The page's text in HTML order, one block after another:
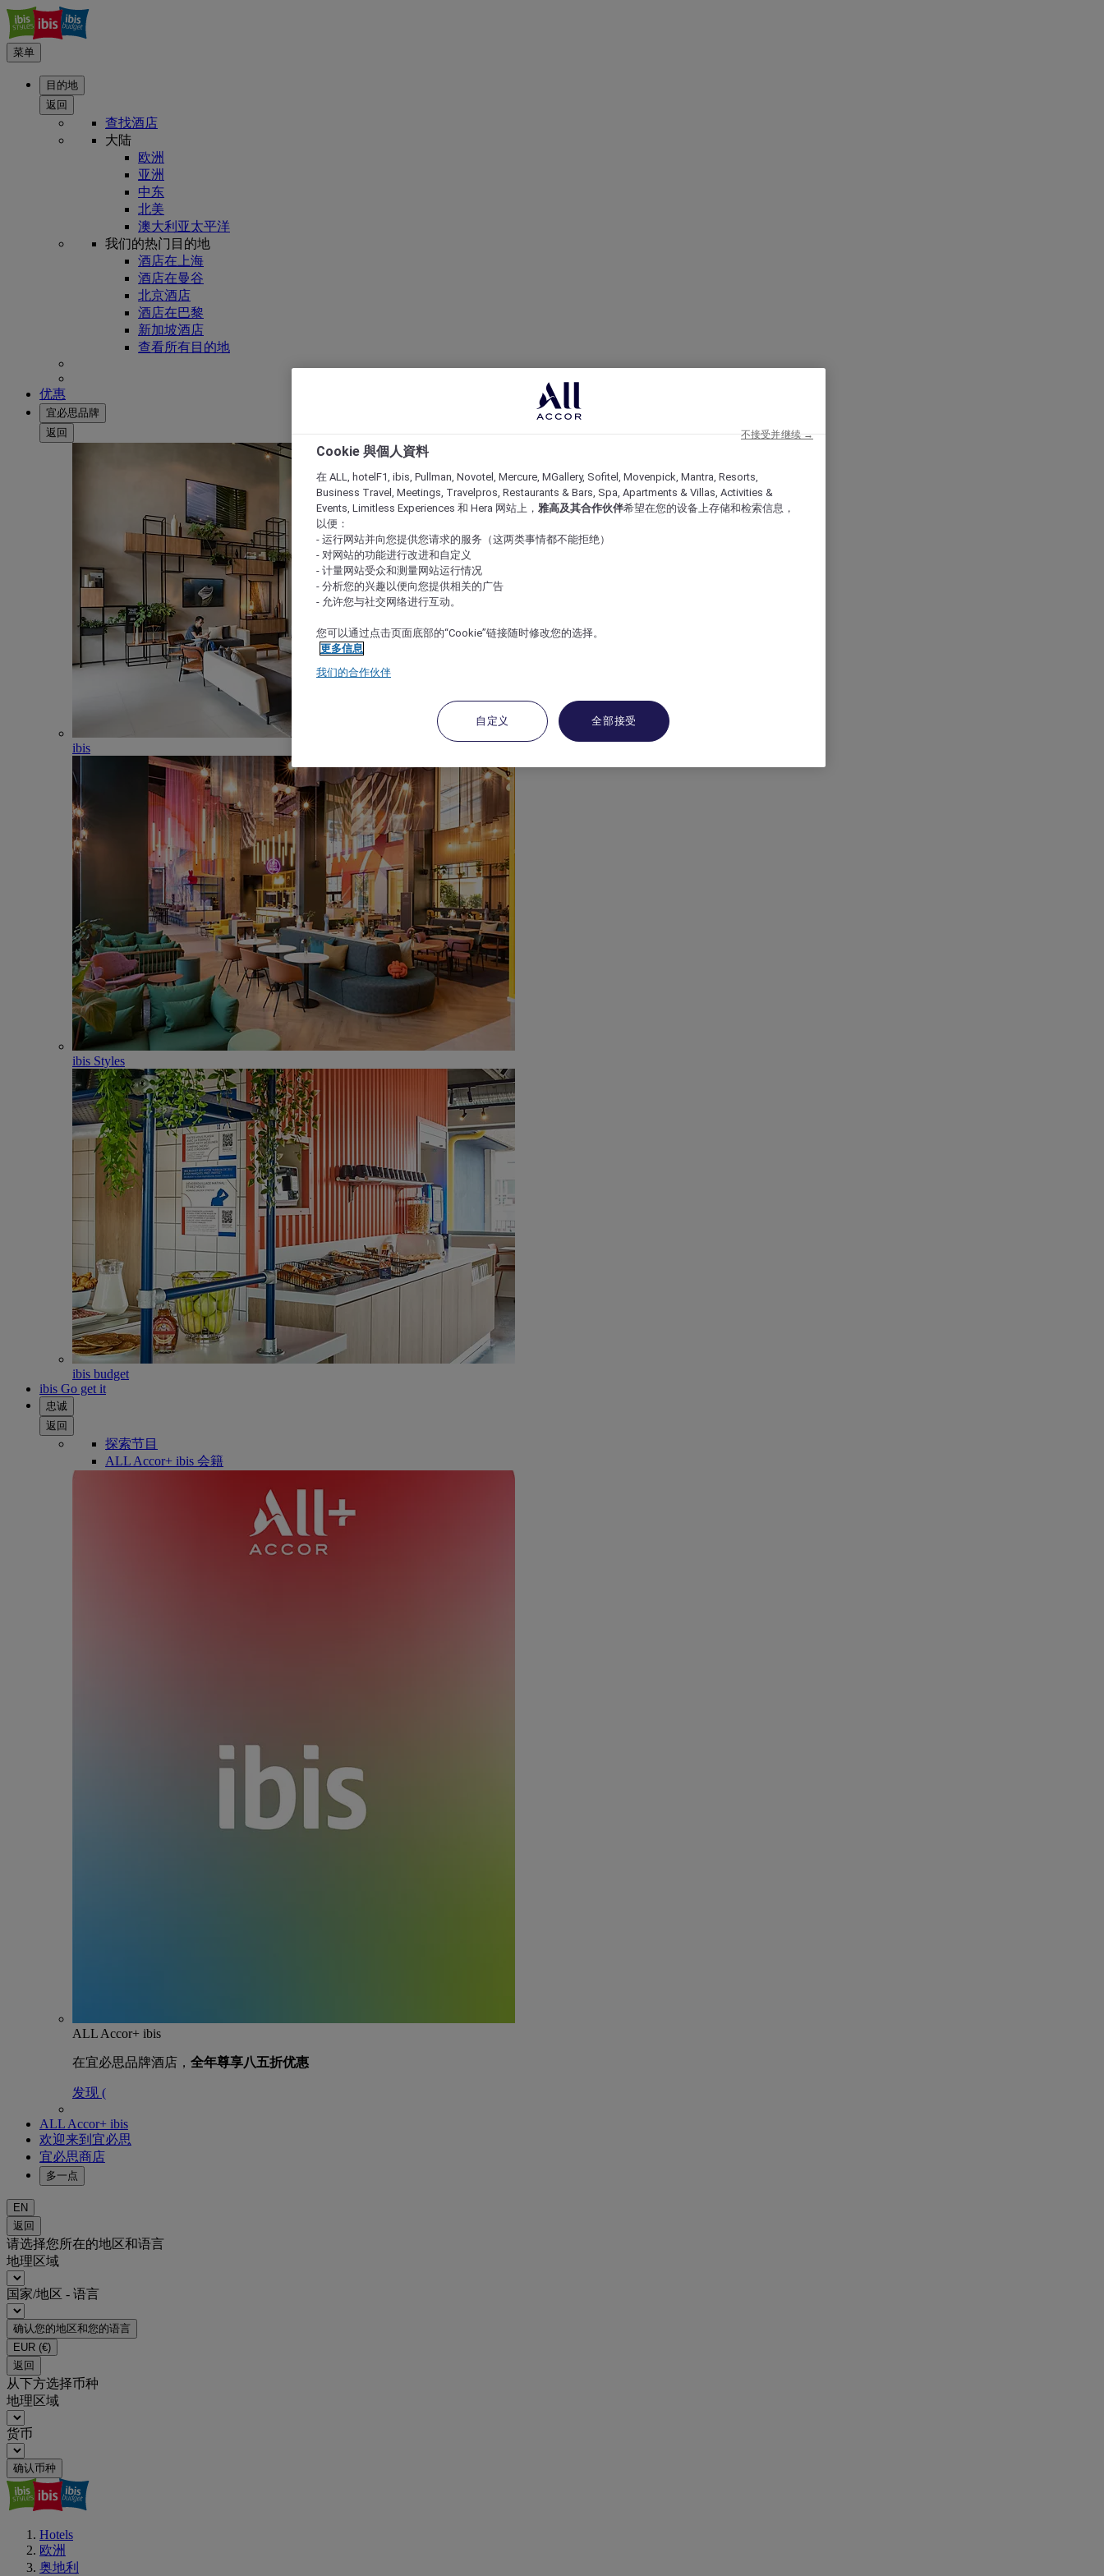
菜单
目的地
返回
查找酒店
大陆
欧洲
亚洲
中东
北美
澳大利亚太平洋
我们的热门目的地
酒店在上海
酒店在曼谷
北京酒店
酒店在巴黎
新加坡酒店
查看所有目的地
优惠
宜必思品牌
返回
ibis
ibis Styles
ibis budget
ibis Go get it
忠诚
返回
探索节目
ALL Accor+ ibis 会籍
ALL Accor+ ibis
在宜必思品牌酒店， 全年尊享八五折优惠
发现 (
ALL Accor+ ibis
欢迎来到宜必思
宜必思商店
多一点
EN
返回
请选择您所在的地区和语言
地理区域
国家/地区 - 语言
确认您的地区和您的语言
EUR (€)
返回
从下方选择币种
地理区域
货币
确认币种
Hotels
欧洲
奥地利
Cookie 與個人資料
在 ALL, hotelF1, ibis, Pullman, Novotel, Mercure, MGallery, Sofitel, Movenpick, Mantra, Resorts,
Business Travel, Meetings, Travelpros, Restaurants & Bars, Spa, Apartments & Villas, Activities &
Events, Limitless Experiences 和 Hera 网站上， 雅高及其合作伙伴希望在您的设备上存储和检索信息，
以便：
- 运行网站并向您提供您请求的服务（这两类事情都不能拒绝）
- 对网站的功能进行改进和自定义
- 计量网站受众和测量网站运行情况
- 分析您的兴趣以便向您提供相关的广告
- 允许您与社交网络进行互动。
您可以通过点击页面底部的“Cookie”链接随时修改您的选择。
更多信息
我们的合作伙伴
自定义 全部接受
不接受并继续 →